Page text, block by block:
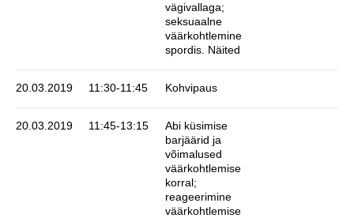
vägivallaga;
seksuaalne
väärkohtlemine
spordis. Näited
20.03.2019 11:30-11:45 Kohvipaus
20.03.2019 11:45-13:15
Abi küsimise
barjäärid ja
võimalused
väärkohtlemise
korral;
reageerimine
väärkohtlemise